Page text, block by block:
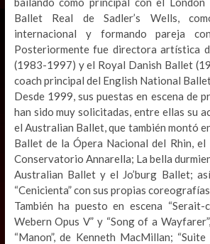
Ballet Real de Sadler’s Wells,
internacional y formando pareja
Posteriormente fue directora artística
(1983-1997) y el Royal Danish Ballet
coach principal del English National
Desde 1999, sus puestas en escena de
han sido muy solicitadas, entre ellas su
el Australian Ballet, que también montó
Ballet de la Ópera Nacional del Rhin,
Conservatorio Annarella; La bella
Australian Ballet y el Jo’burg Ballet;
“Cenicienta” con sus propias
También ha puesto en escena “Serait-
Webern Opus V” y “Song of a
“Manon”, de Kenneth MacMillan;